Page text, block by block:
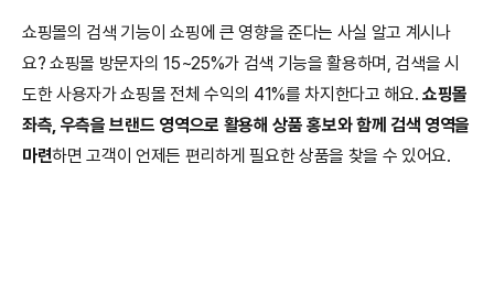
쇼핑몰의 검색 기능이 쇼핑에 큰 영향을 준다는 사실 알고 계시나
요? 쇼핑몰 방문자의 15~25%가 검색 기능을 활용하며, 검색을 시
도한 사용자가 쇼핑몰 전체 수익의 41%를 차지한다고 해요. 쇼핑몰
좌측, 우측을 브랜드 영역으로 활용해 상품 홍보와 함께 검색 영역을
마련하면 고객이 언제든 편리하게 필요한 상품을 찾을 수 있어요.